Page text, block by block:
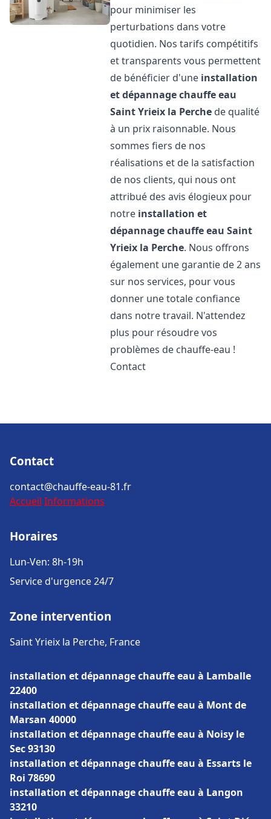
pour minimiser les
perturbations dans votre
quotidien. Nos tarifs compétitifs
et transparents vous permettent
de bénéficier d'une installation
et dépannage chauffe eau
Saint Yrieix la Perche de qualité
à un prix raisonnable. Nous
sommes fiers de nos
réalisations et de la satisfaction
de nos clients, qui nous ont
attribué des avis élogieux pour
notre installation et
dépannage chauffe eau Saint
Yrieix la Perche. Nous offrons
également une garantie de 2 ans
sur nos services, pour vous
donner une totale confiance
dans notre travail. N'attendez
plus pour résoudre vos
problèmes de chauffe-eau !
Contact
Contact
contact@chauffe-eau-81.fr
Accueil Informations
Horaires
Lun-Ven: 8h-19h
Service d'urgence 24/7
Zone intervention
Saint Yrieix la Perche, France
installation et dépannage chauffe eau à Lamballe
22400
installation et dépannage chauffe eau à Mont de
Marsan 40000
installation et dépannage chauffe eau à Noisy le
Sec 93130
installation et dépannage chauffe eau à Essarts le
Roi 78690
installation et dépannage chauffe eau à Langon
33210